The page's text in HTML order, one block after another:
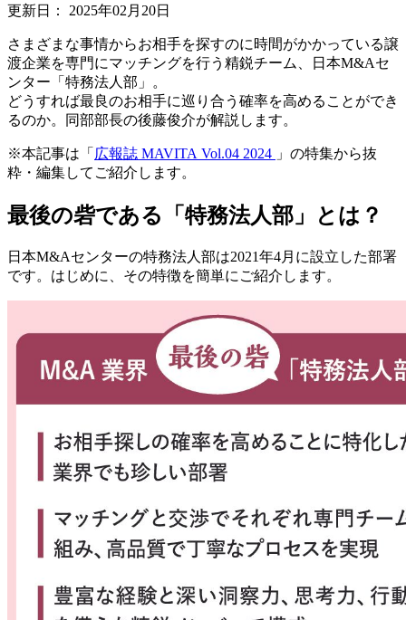
更新日： 2025年02月20日
さまざまな事情からお相手を探すのに時間がかかっている譲
渡企業を専門にマッチングを行う精鋭チーム、日本M&Aセ
ンター「特務法人部」。
どうすれば最良のお相手に巡り合う確率を高めることができ
るのか。同部部長の後藤俊介が解説します。
※本記事は「 広報誌 MAVITA Vol.04 2024 」の特集から抜
粋・編集してご紹介します。
最後の砦である「特務法人部」とは？
日本M&Aセンターの特務法人部は2021年4月に設立した部署
です。はじめに、その特徴を簡単にご紹介します。